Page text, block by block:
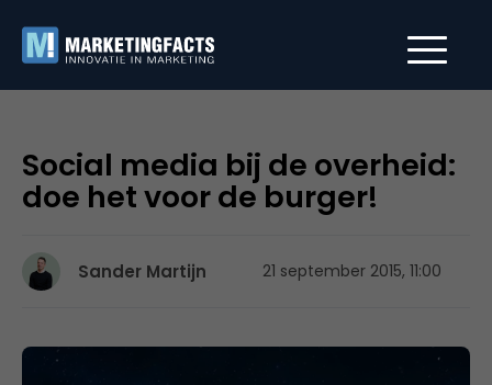
Social media bij de overheid:
doe het voor de burger!
Sander Martijn 21 september 2015, 11:00